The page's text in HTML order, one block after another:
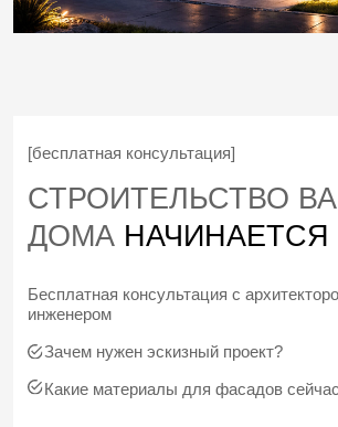
качества
ПРОЗРАЧНАЯ ДОКУМЕНТАЦИЯ
ДЛЯ ВАШЕГО СПОКОЙСТВИЯ
Соблюдение отраслевых стандартов PMBOK
и ИСО 21 500:2012 гарантирует, что каждый этап
проекта реализуется с максимальной
эффективностью и соблюдением лучших практик
СТАНДАРТЫ, КОТОРЫЕ